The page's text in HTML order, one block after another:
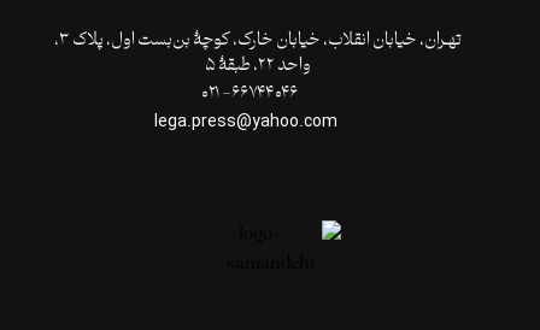
تهـران،‌ خیابان انقلاب، خیابان خارک، کوچۀ بن‌بست اول، پلاک ۳،
واحد ۲۲، طبقۀ ۵